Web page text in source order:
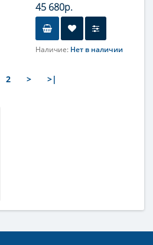
45 680р.
Наличие: Нет в наличии
2 > >|